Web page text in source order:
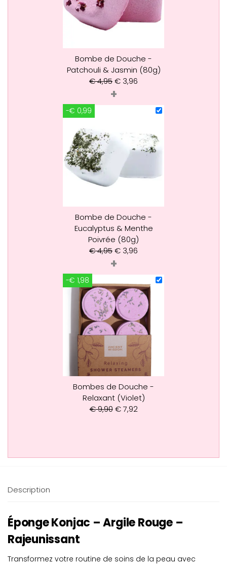
Bombe de Douche -
Patchouli & Jasmin (80g)
€4,95€ 3,96
+
-€ 0,99
Bombe de Douche -
Eucalyptus & Menthe
Poivrée (80g)
€4,95€ 3,96
+
-€ 1,98
Bombes de Douche -
Relaxant (Violet)
€9,90 €7,92
Description
Éponge Konjac – Argile Rouge –
Rajeunissant
Transformez votre routine de soins de la peau avec